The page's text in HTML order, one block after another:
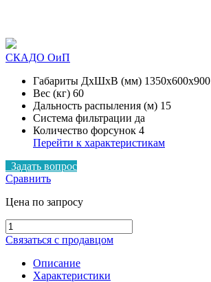
СКАДО ОиП
Габариты ДxШxВ (мм) 1350x600x900
Вес (кг) 60
Дальность распыления (м) 15
Система фильтрации да
Количество форсунок 4
Перейти к характеристикам
Задать вопрос
Сравнить
Цена по запросу
Количество
товара
система
пылеподавления
Связаться с продавцом
Описание
Характеристики